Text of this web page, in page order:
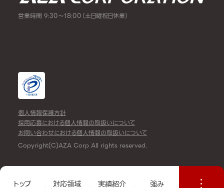
トップ 対応領域 実績紹介 強み
営業時間 9:30～18:00（土日曜祝日休業）
個人情報保護方針
採用応募における個人情報の取扱いについて
お問い合わせにおける個人情報の取扱いについて
Copyright(C)AZA Corp All rights reserved.